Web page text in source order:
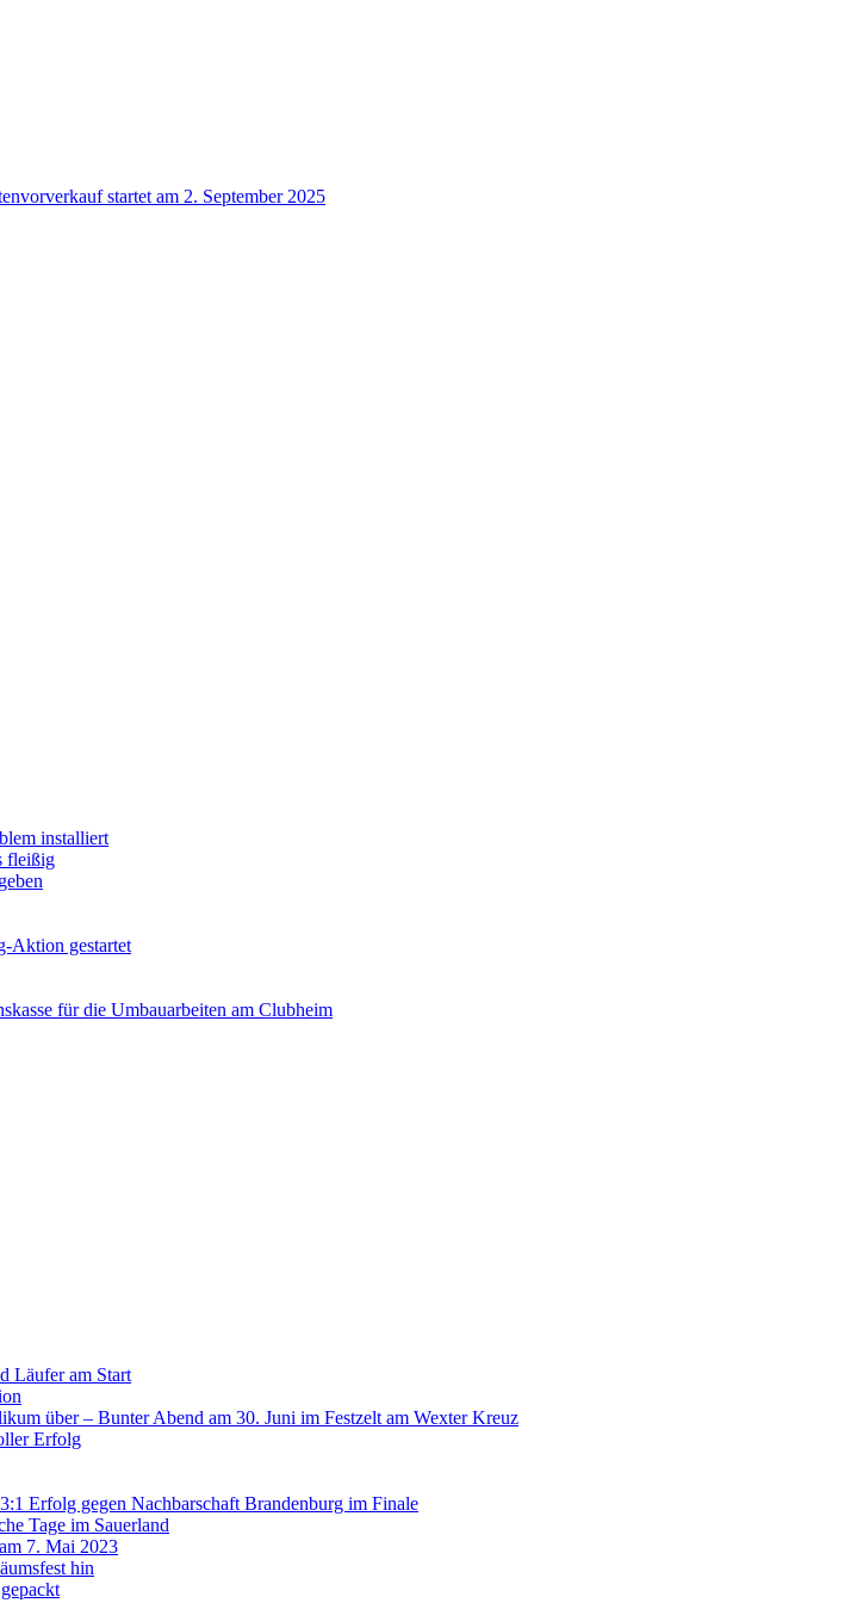
startet am 2. September 2025
installiert
fleißig
Aktion gestartet
für die Umbauarbeiten am Clubheim
Läufer am Start
über – Bunter Abend am 30. Juni im Festzelt am Wexter Kreuz
Erfolg
Erfolg gegen Nachbarschaft Brandenburg im Finale
Tage im Sauerland
7. Mai 2023
hin